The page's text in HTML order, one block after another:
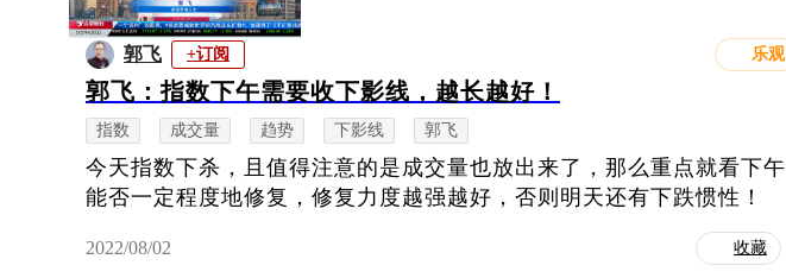
郭飞 +订阅 乐观
郭飞：指数下午需要收下影线，越长越好！
指数 成交量 趋势 下影线 郭飞
今天指数下杀，且值得注意的是成交量也放出来了，那么重点就看下午
能否一定程度地修复，修复力度越强越好，否则明天还有下跌惯性！
2022/08/02 收藏